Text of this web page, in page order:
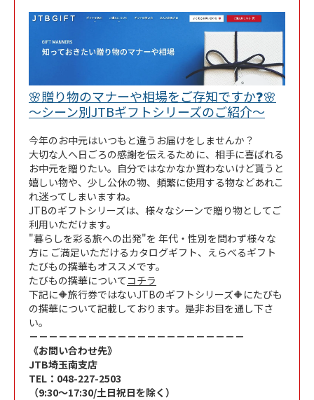
🌸贈り物のマナーや相場をご存知ですか❓🌸
～シーン別JTBギフトシリーズのご紹介～
今年のお中元はいつもと違うお届けをしませんか？
大切な人へ日ごろの感謝を伝えるために、相手に喜ばれる
お中元を贈りたい。自分ではなかなか買わないけど貰うと
嬉しい物や、少し公休の物、頻繁に使用する物などあれこ
れ迷ってしまいますね。
JTBのギフトシリーズは、様々なシーンで贈り物としてご
利用いただけます。
"暮らしを彩る旅への出発"を 年代・性別を問わず様々な
方に ご満足いただけるカタログギフト、えらべるギフト
たびもの撰華もオススメです。
たびもの撰華についてコチラ
下記に🔶旅行券ではないJTBのギフトシリーズ🔶にたびも
の撰華について記載しております。是非お目を通し下さ
い。
－－－－－－－－－－－－－－－－－－－－－－
《お問い合わせ先》
JTB埼玉南支店
TEL：048-227-2503
（9:30～17:30/土日祝日を除く）